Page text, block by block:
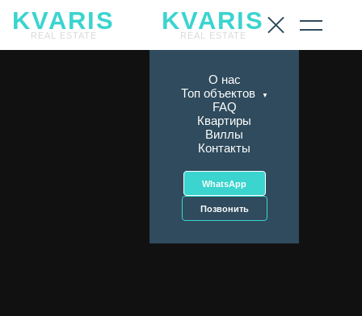
KVARIS
REAL ESTATE
KVARIS
REAL ESTATE
О нас
Топ объектов
▼
FAQ
Квартиры
Виллы
Контакты
WhatsApp
Позвонить